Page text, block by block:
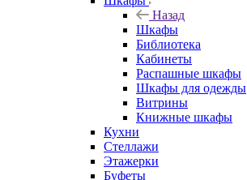
Назад
Шкафы
Библиотека
Кабинеты
Распашные шкафы
Шкафы для одежды
Витрины
Книжные шкафы
Кухни
Стеллажи
Этажерки
Буфеты